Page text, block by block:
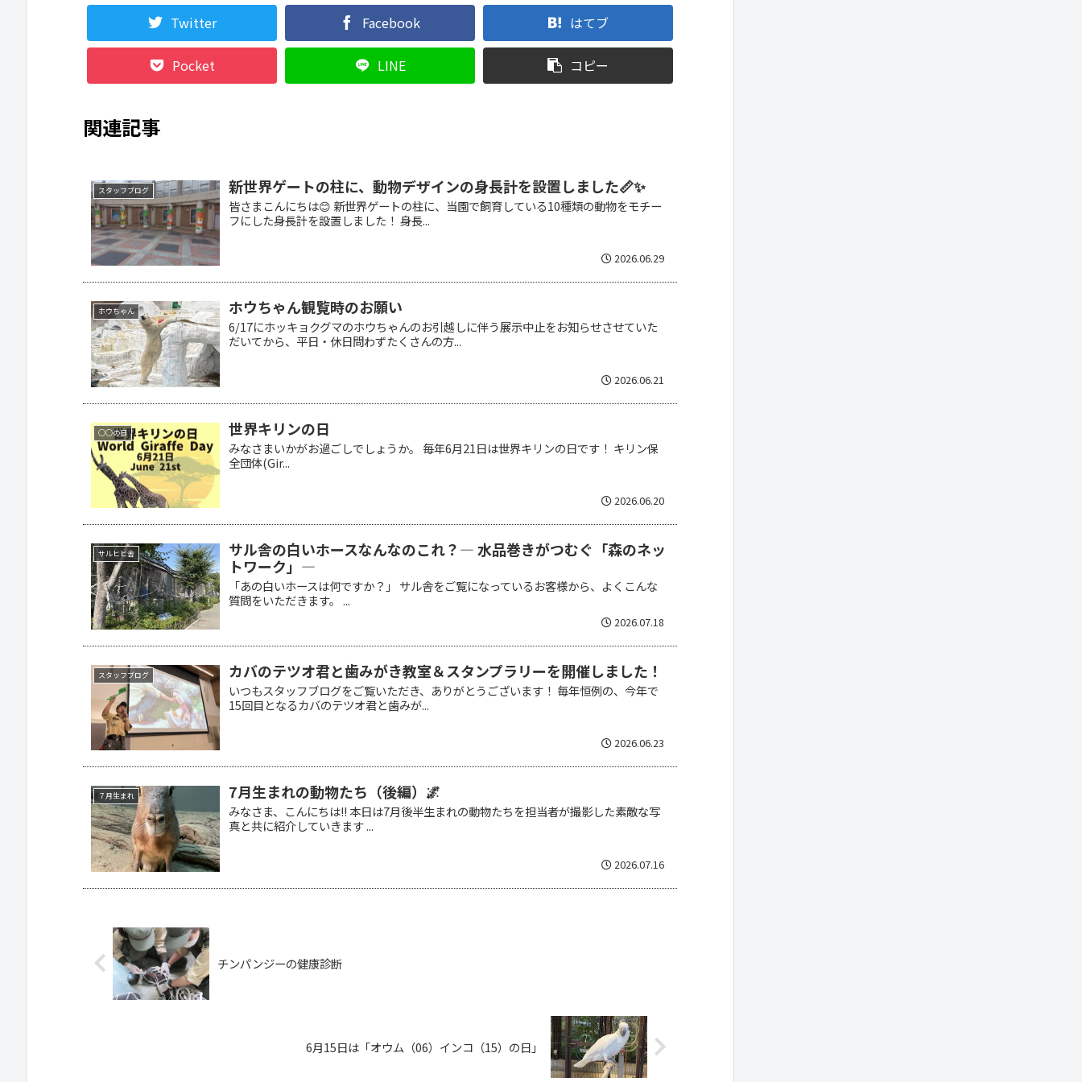
Twitter Facebook はてブ
Pocket LINE コピー
関連記事
スタッフブログ 新世界ゲートの柱に、動物デザインの身長計を設置しました📏✨
皆さまこんにちは😊 新世界ゲートの柱に、当園で飼育している10種類の動物をモチー
フにした身長計を設置しました！ 身長...
2026.06.29
ホウちゃん ホウちゃん観覧時のお願い
6/17にホッキョクグマのホウちゃんのお引越しに伴う展示中止をお知らせさせていた
だいてから、平日・休日問わずたくさんの方...
2026.06.21
○○の日 世界キリンの日
みなさまいかがお過ごしでしょうか。 毎年6月21日は世界キリンの日です！ キリン保
全団体(Gir...
2026.06.20
サルヒヒ舎
サル舎の白いホースなんなのこれ？― 水品巻きがつむぐ「森のネッ
トワーク」―
「あの白いホースは何ですか？」 サル舎をご覧になっているお客様から、よくこんな
質問をいただきます。 ...
2026.07.18
スタッフブログ カバのテツオ君と歯みがき教室＆スタンプラリーを開催しました！
いつもスタッフブログをご覧いただき、ありがとうございます！ 毎年恒例の、今年で
15回目となるカバのテツオ君と歯みが...
2026.06.23
７月生まれ 7月生まれの動物たち（後編）🌌
みなさま、こんにちは!! 本日は7月後半生まれの動物たちを担当者が撮影した素敵な写
真と共に紹介していきます ...
2026.07.16
チンパンジーの健康診断
6月15日は「オウム（06）インコ（15）の日」